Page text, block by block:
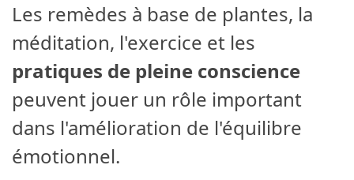
Les remèdes à base de plantes, la
méditation, l'exercice et les
pratiques de pleine conscience
peuvent jouer un rôle important
dans l'amélioration de l'équilibre
émotionnel.